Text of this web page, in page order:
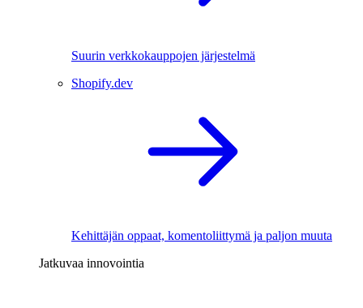
Suurin verkkokauppojen järjestelmä
Shopify.dev
Kehittäjän oppaat, komentoliittymä ja paljon muuta
Jatkuvaa innovointia